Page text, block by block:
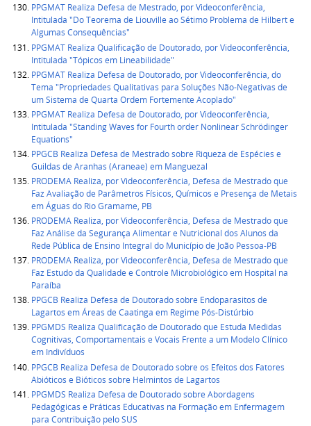
PPGMAT Realiza Defesa de Mestrado, por Videoconferência,
Intitulada "Do Teorema de Liouville ao Sétimo Problema de Hilbert e
Algumas Consequências"
PPGMAT Realiza Qualificação de Doutorado, por Videoconferência,
Intitulada "Tópicos em Lineabilidade"
PPGMAT Realiza Defesa de Doutorado, por Videoconferência, do
Tema "Propriedades Qualitativas para Soluções Não-Negativas de
um Sistema de Quarta Ordem Fortemente Acoplado"
PPGMAT Realiza Defesa de Doutorado, por Videoconferência,
Intitulada "Standing Waves for Fourth order Nonlinear Schrödinger
Equations"
PPGCB Realiza Defesa de Mestrado sobre Riqueza de Espécies e
Guildas de Aranhas (Araneae) em Manguezal
PRODEMA Realiza, por Videoconferência, Defesa de Mestrado que
Faz Avaliação de Parâmetros Físicos, Químicos e Presença de Metais
em Águas do Rio Gramame, PB
PRODEMA Realiza, por Videoconferência, Defesa de Mestrado que
Faz Análise da Segurança Alimentar e Nutricional dos Alunos da
Rede Pública de Ensino Integral do Município de João Pessoa-PB
PRODEMA Realiza, por Videoconferência, Defesa de Mestrado que
Faz Estudo da Qualidade e Controle Microbiológico em Hospital na
Paraíba
PPGCB Realiza Defesa de Doutorado sobre Endoparasitos de
Lagartos em Áreas de Caatinga em Regime Pós-Distúrbio
PPGMDS Realiza Qualificação de Doutorado que Estuda Medidas
Cognitivas, Comportamentais e Vocais Frente a um Modelo Clínico
em Indivíduos
PPGCB Realiza Defesa de Doutorado sobre os Efeitos dos Fatores
Abióticos e Bióticos sobre Helmintos de Lagartos
PPGMDS Realiza Defesa de Doutorado sobre Abordagens
Pedagógicas e Práticas Educativas na Formação em Enfermagem
para Contribuição pelo SUS